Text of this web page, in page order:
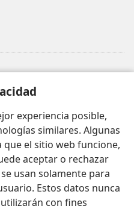
experiencia posible,
similares. Algunas
que el sitio web funcione,
aceptar o rechazar
usan solamente para
Estos datos nunca
con fines